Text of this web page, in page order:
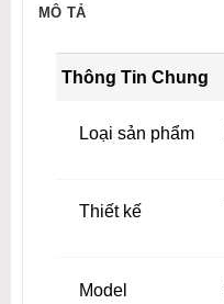
MÔ TẢ
Thông Tin Chung
Loại sản phẩm
Thiết kế
Model